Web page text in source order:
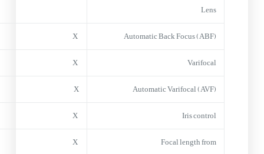
Lens
Automatic Back Focus (ABF)
Varifocal
X
Automatic Varifocal (AVF)
X
Iris control
X
Focal length from
X